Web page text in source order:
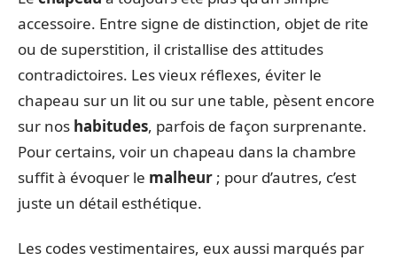
accessoire. Entre signe de distinction, objet de rite
ou de superstition, il cristallise des attitudes
contradictoires. Les vieux réflexes, éviter le
chapeau sur un lit ou sur une table, pèsent encore
sur nos habitudes, parfois de façon surprenante.
Pour certains, voir un chapeau dans la chambre
suffit à évoquer le malheur ; pour d’autres, c’est
juste un détail esthétique.
Les codes vestimentaires, eux aussi marqués par